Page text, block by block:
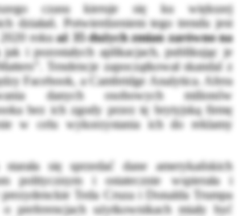
czasu kieruje się ku większej
działań. Potwierdzeniem tego trendu jest
rokuaż 35 dużych zmian zarówno na
jak i pozostałych aplikacjach, publikując je
Tendencje zapoczątkował skandal z
Facebook, a Cambridge Analytica. Afera
danych osobowych milionów
bez ich zgody przez tę brytyjską firmę
w celu wykorzystania ich do reklamy
starała się sprzedać dane amerykańskich
politycznym i ostatecznie wspierała i
prezydenckie Teda Cruza i Donalda Trumpa
preferencjach użytkownikach miały być